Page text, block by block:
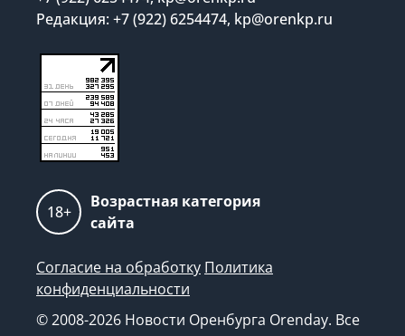
Реклама на сайте:
+7 (922) 6254474, kp@orenkp.ru
Редакция: +7 (922) 6254474, kp@orenkp.ru
Согласие на обработку
конфиденциальности